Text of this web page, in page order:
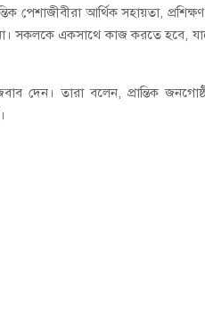
পেশাজীবীরা আর্থিক সহায়তা,
না। সকলকে একসাথে কাজ করতে হবে,
দেন। তারা বলেন, প্রান্তিক